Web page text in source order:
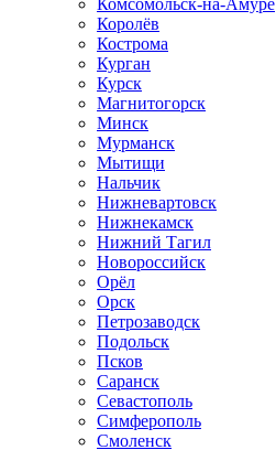
Комсомольск-на-Амуре
Королёв
Кострома
Курган
Курск
Магнитогорск
Минск
Мурманск
Мытищи
Нальчик
Нижневартовск
Нижнекамск
Нижний Тагил
Новороссийск
Орёл
Орск
Петрозаводск
Подольск
Псков
Саранск
Севастополь
Симферополь
Смоленск